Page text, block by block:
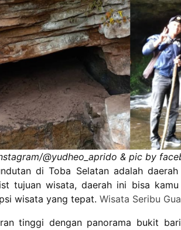
@yudheo_aprido & pic by
di Toba Selatan adalah
tujuan wisata, daerah ini bisa
wisata yang tepat.Wisata Seribu
tinggi dengan panorama bukit